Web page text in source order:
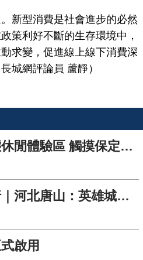
型消費是社會進步的必然
策利好不斷的生存環境中，
求變，促進線上線下消費深
城網評論員 蘆靜）
行走北太行文化生態休閒體驗區 觸摸保定文旅新名片
百城千縣萬村調研行｜河北唐山：英雄城市再創輝煌
啟用